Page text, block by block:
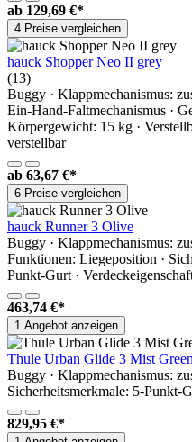
ab 129,69 €*
4 Preise vergleichen
hauck Shopper Neo II grey
(13)
Buggy · Klappmechanismus:
Ein-Hand-Faltmechanismus ·
Körpergewicht: 15 kg ·
verstellbar
ab 63,67 €*
6 Preise vergleichen
hauck Runner 3 Olive
Buggy · Klappmechanismus:
Funktionen: Liegeposition ·
Punkt-Gurt ·
463,74 €*
1 Angebot anzeigen
Thule Urban Glide 3 Mist
Buggy · Klappmechanismus:
Sicherheitsmerkmale: 5-Punkt-
829,95 €*